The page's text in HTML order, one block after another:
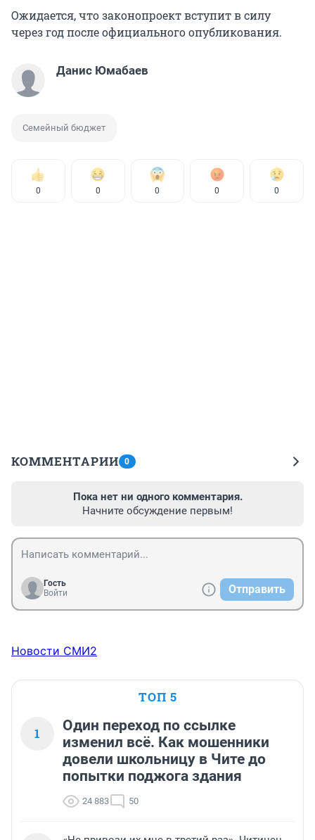
Ожидается, что законопроект вступит в силу
через год после официального опубликования.
Данис Юмабаев
Семейный бюджет
0 0 0 0 0
КОММЕНТАРИИ 0
Пока нет ни одного комментария.
Начните обсуждение первым!
Гость
Войти
Отправить
Новости СМИ2
ТОП 5
1
Один переход по ссылке
изменил всё. Как мошенники
довели школьницу в Чите до
попытки поджога здания
24 883 50